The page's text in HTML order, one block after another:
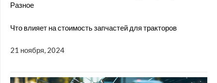
Разное
Что влияет на стоимость запчастей для тракторов
21 ноября, 2024